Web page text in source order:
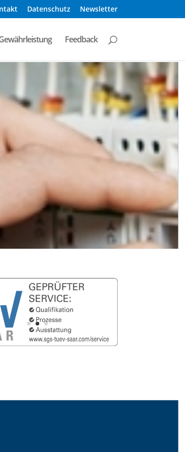
Datenschutz Newsletter
Feedback